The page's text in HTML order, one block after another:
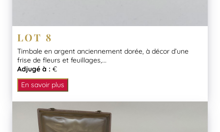
LOT 8
Timbale en argent anciennement dorée, à décor d’une
frise de fleurs et feuillages,...
Adjugé à : €
En savoir plus